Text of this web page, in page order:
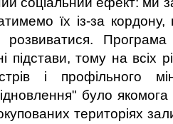
їх із-за
підстави, тому на всіх
і профільного
було
територіях